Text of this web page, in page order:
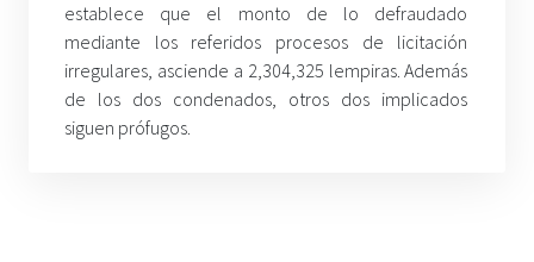
establece que el monto de lo defraudado
mediante los referidos procesos de licitación
irregulares, asciende a 2,304,325 lempiras. Además
de los dos condenados, otros dos implicados
siguen prófugos.